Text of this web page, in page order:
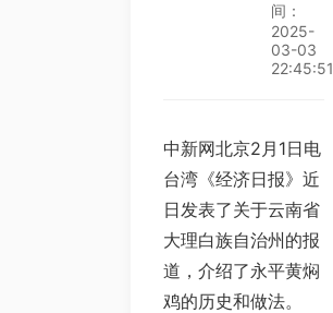
间：
2025-
03-03
22:45:51
中新网北京2月1日电
台湾《经济日报》近
日发表了关于云南省
大理白族自治州的报
道，介绍了永平黄焖
鸡的历史和做法。